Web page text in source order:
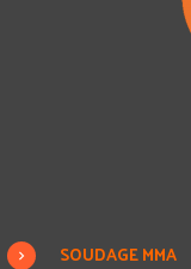
SOUDAGE MMA